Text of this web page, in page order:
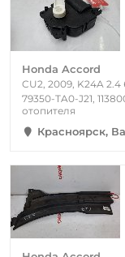
Honda Accord
CU2, 2009, K24A 2.4
79350-TA0-J21,
отопителя
Красноярск,